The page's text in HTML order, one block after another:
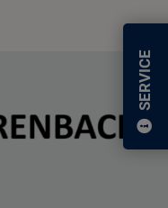
SERVICE